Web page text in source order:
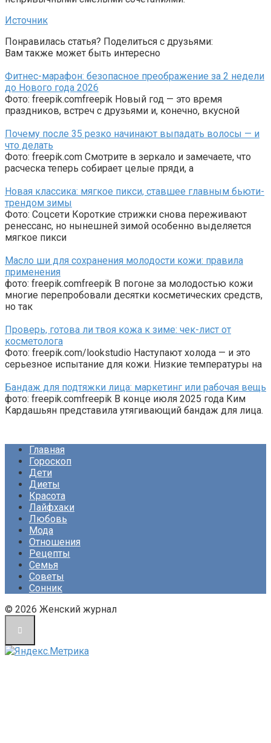
Источник
Понравилась статья? Поделиться с друзьями:
Вам также может быть интересно
Фитнес-марафон: безопасное преображение за 2 недели
до Нового года 2026
Фото: freepik.comfreepik Новый год — это время
праздников, встреч с друзьями и, конечно, вкусной
Почему после 35 резко начинают выпадать волосы — и
что делать
Фото: freepik.com Смотрите в зеркало и замечаете, что
расческа теперь собирает целые пряди, а
Новая классика: мягкое пикси, ставшее главным бьюти-
трендом зимы
Фото: Соцсети Короткие стрижки снова переживают
ренессанс, но нынешней зимой особенно выделяется
мягкое пикси
Масло ши для сохранения молодости кожи: правила
применения
фото: freepik.comfreepik В погоне за молодостью кожи
многие перепробовали десятки косметических средств,
но так
Проверь, готова ли твоя кожа к зиме: чек-лист от
косметолога
Фото: freepik.com/lookstudio Наступают холода — и это
серьезное испытание для кожи. Низкие температуры на
Бандаж для подтяжки лица: маркетинг или рабочая вещь
фото: freepik.comfreepik В конце июля 2025 года Ким
Кардашьян представила утягивающий бандаж для лица.
Главная
Гороскоп
Дети
Диеты
Красота
Лайфхаки
Любовь
Мода
Отношения
Рецепты
Семья
Советы
Сонник
© 2026 Женский журнал